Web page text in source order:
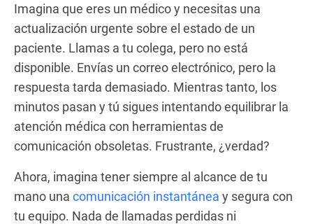
Imagina que eres un médico y necesitas una
actualización urgente sobre el estado de un
paciente. Llamas a tu colega, pero no está
disponible. Envías un correo electrónico, pero la
respuesta tarda demasiado. Mientras tanto, los
minutos pasan y tú sigues intentando equilibrar la
atención médica con herramientas de
comunicación obsoletas. Frustrante, ¿verdad?
Ahora, imagina tener siempre al alcance de tu
mano una comunicación instantánea y segura con
tu equipo. Nada de llamadas perdidas ni